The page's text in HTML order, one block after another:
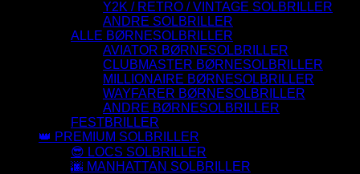
Y2K / RETRO / VINTAGE SOLBRILLER
ANDRE SOLBRILLER
ALLE BØRNESOLBRILLER
AVIATOR BØRNESOLBRILLER
CLUBMASTER BØRNESOLBRILLER
MILLIONAIRE BØRNESOLBRILLER
WAYFARER BØRNESOLBRILLER
ANDRE BØRNESOLBRILLER
FESTBRILLER
👑 PREMIUM SOLBRILLER
😎 LOCS SOLBRILLER
🌆 MANHATTAN SOLBRILLER